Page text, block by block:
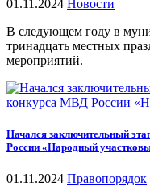
01.11.2024 Новости
В следующем году в
тринадцать местных
мероприятий.
Начался заключительный
России «Народный
01.11.2024 Правопорядок